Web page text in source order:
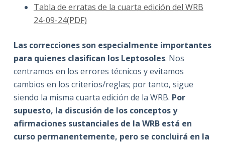
Tabla de erratas de la cuarta edición del WRB
24-09-24(PDF)
Las correcciones son especialmente importantes
para quienes clasifican los Leptosoles. Nos
centramos en los errores técnicos y evitamos
cambios en los criterios/reglas; por tanto, sigue
siendo la misma cuarta edición de la WRB. Por
supuesto, la discusión de los conceptos y
afirmaciones sustanciales de la WRB está en
curso permanentemente, pero se concluirá en la